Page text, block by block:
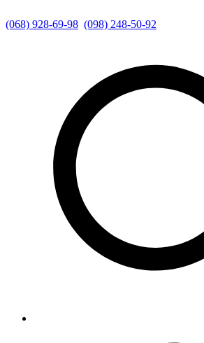
(068) 928-69-98 (098) 248-50-92